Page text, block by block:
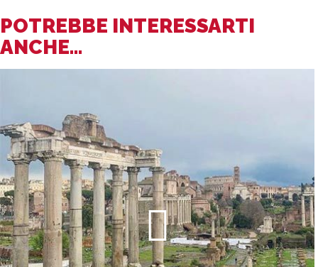
POTREBBE INTERESSARTI
ANCHE...